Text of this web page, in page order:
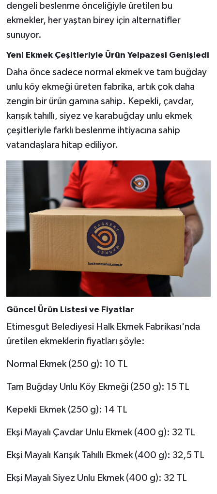
dengeli beslenme önceliğiyle üretilen bu
ekmekler, her yaştan birey için alternatifler
sunuyor.
Yeni Ekmek Çeşitleriyle Ürün Yelpazesi Genişledi
Daha önce sadece normal ekmek ve tam buğday
unlu köy ekmeği üreten fabrika, artık çok daha
zengin bir ürün gamına sahip. Kepekli, çavdar,
karışık tahıllı, siyez ve karabuğday unlu ekmek
çeşitleriyle farklı beslenme ihtiyacına sahip
vatandaşlara hitap ediliyor.
Güncel Ürün Listesi ve Fiyatlar
Etimesgut Belediyesi Halk Ekmek Fabrikası'nda
üretilen ekmeklerin fiyatları şöyle:
Normal Ekmek (250 g): 10 TL
Tam Buğday Unlu Köy Ekmeği (250 g): 15 TL
Kepekli Ekmek (250 g): 14 TL
Ekşi Mayalı Çavdar Unlu Ekmek (400 g): 32 TL
Ekşi Mayalı Karışık Tahıllı Ekmek (400 g): 32,5 TL
Ekşi Mayalı Siyez Unlu Ekmek (400 g): 32 TL